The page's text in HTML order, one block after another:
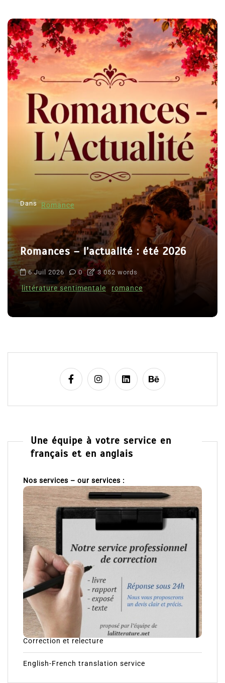
Dans Romance
Romances – l’actualité : été 2026
6 Juil 2026 0 3 052 words
littérature sentimentale romance
Une équipe à votre service en
français et en anglais
Nos services – our services :
Correction et relecture
English-French translation service